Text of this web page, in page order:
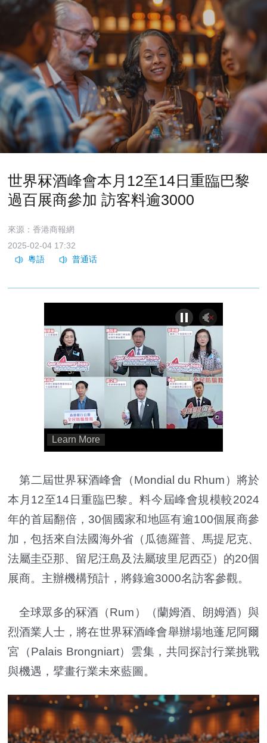
世界冧酒峰會本月12至14日重臨巴黎
過百展商參加 訪客料逾3000
來源：香港商報網
2025-02-04 17:32
第二屆世界冧酒峰會（Mondial du Rhum）將於
本月12至14日重臨巴黎。料今屆峰會規模較2024
年的首屆翻倍，30個國家和地區有逾100個展商參
加，包括來自法國海外省（瓜德羅普、馬提尼克、
法屬圭亞那、留尼汪島及法屬玻里尼西亞）的20個
展商。主辦機構預計，將錄逾3000名訪客參觀。
全球眾多的冧酒（Rum）（蘭姆酒、朗姆酒）與
烈酒業人士，將在世界冧酒峰會舉辦場地蓬尼阿爾
宮（Palais Brongniart）雲集，共同探討行業挑戰
與機遇，擘畫行業未來藍圖。